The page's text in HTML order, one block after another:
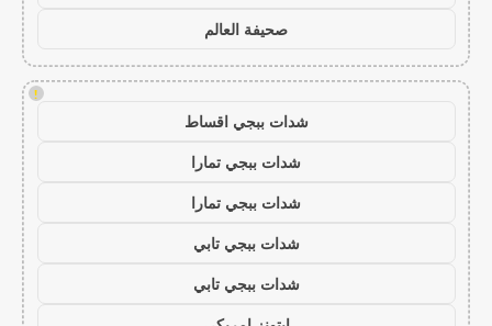
صحيفة العالم
!
شدات ببجي اقساط
شدات ببجي تمارا
شدات ببجي تمارا
شدات ببجي تابي
شدات ببجي تابي